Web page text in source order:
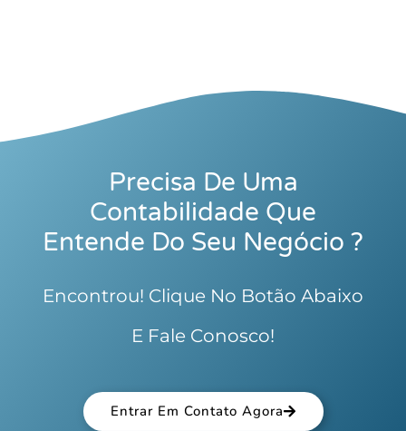
Precisa De Uma
Contabilidade Que
Entende Do Seu Negócio ?
Encontrou! Clique No Botão Abaixo
E Fale Conosco!
Entrar Em Contato Agora